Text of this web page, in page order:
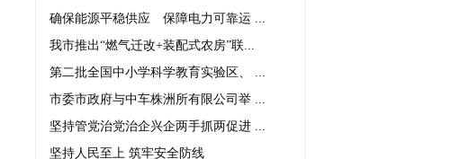
确保能源平稳供应 保障电力可靠运 ...
我市推出“燃气迁改+装配式农房”联...
第二批全国中小学科学教育实验区、 ...
市委市政府与中车株洲所有限公司举 ...
坚持管党治党治企兴企两手抓两促进 ...
坚持人民至上 筑牢安全防线